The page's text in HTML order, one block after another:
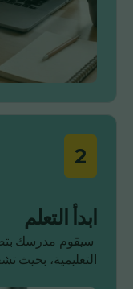
2
ابدأ التعلم
سيقوم مدرسك
التعليمية، بحيث